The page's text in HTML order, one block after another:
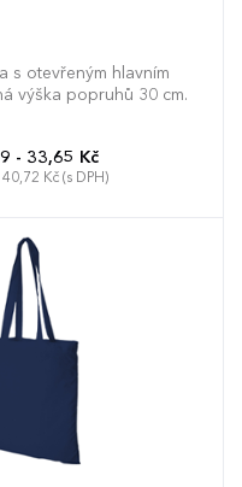
s otevřeným hlavním
výška popruhů 30 cm.
- 33,65 Kč
Kč (s DPH)